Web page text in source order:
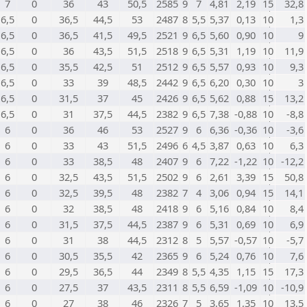
7 0 36 43 50,5 2585 9 7 4,81 2,19 15
32,8
6,5
0 36,5 44,5 53 2487 8 5,5 5,37 0,13 10
1,3
6,5
0 36,5 41,5 49,5 2521 9 6,5 5,60 0,90 10
9
6,5
0 36 43,5 51,5 2518 9 6,5 5,31 1,19 10
11,9
6,5
0 35,5 42,5 51 2512 9 6,5 5,57 0,93 10
9,3
6,5
0 33 39 48,5 2442 9 6,5 6,20 0,30 10
3
6,5
0 31,5 37 45 2426 9 6,5 5,62 0,88 15
13,2
6,5
0 31 37,5 44,5 2382 9 6,5 7,38 -0,88 10
-8,8
6
0 36 46 53 2527 9 6 6,36 -0,36 10
-3,6
6
0 33 43 51,5 2496 6 4,5 3,87 0,63 10
6,3
6
0 33 38,5 48 2407 9 6 7,22 -1,22 10 -12,2
6
0 32,5 43,5 51,5 2502 9 6 2,61 3,39 15
50,8
6
0 32,5 39,5 48 2382 7 4 3,06 0,94 15
14,1
6
0 32 38,5 48 2418 9 6 5,16 0,84 10
8,4
6
0 31,5 37,5 44,5 2387 9 6 5,31 0,69 10
6,9
6
0 31 38 44,5 2312 8 5 5,57 -0,57 10
-5,7
6
0 30,5 35,5 42 2365 9 6 5,24 0,76 10
7,6
6
0 29,5 36,5 44 2349 8 5,5 4,35 1,15 15
17,3
6
0 27,5 37 43,5 2311 8 5,5 6,59 -1,09 10 -10,9
6
0 27 38 46 2326 7 5 3,65 1,35 10 13,5